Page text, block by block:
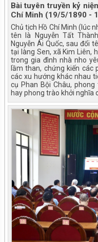
Bài tuyên truyền kỷ
Chí Minh (19/5/1890 -
Chủ tịch Hồ Chí Minh (lúc
tên là Nguyễn Tất
Nguyễn Ái Quốc, sau đổi
tại làng Sen, xã Kim Liên,
trong gia đình nhà nho
lầm than, chứng kiến các
các xu hướng khác nhau
cụ Phan Bội Châu,
hay phong trào khởi nghĩa